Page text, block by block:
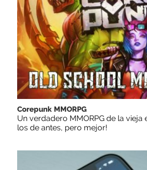
Corepunk MMORPG
Un verdadero MMORPG de la vieja
los de antes, pero mejor!